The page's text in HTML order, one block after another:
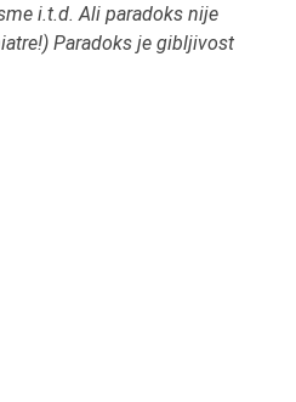
i.t.d. Ali paradoks nije
Paradoks je gibljivost